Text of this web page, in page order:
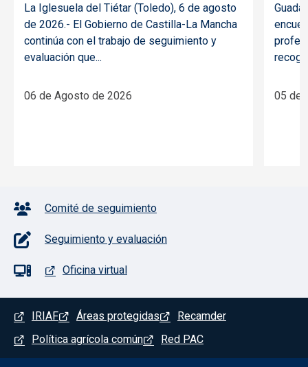
La Iglesuela del Tiétar (Toledo), 6 de agosto
de 2026.- El Gobierno de Castilla-La Mancha
continúa con el trabajo de seguimiento y
evaluación que...
06 de Agosto de 2026 05 de
Pie de página con iconos
Comité de seguimiento
Seguimiento y evaluación
Oficina virtual
Menú del pie
IRIAF Áreas protegidas
Recamder
Política agrícola común
Red PAC